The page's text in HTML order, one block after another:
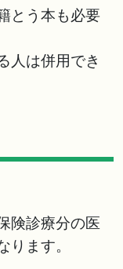
とう本も必要
人は併用でき
険診療分の医
ります。